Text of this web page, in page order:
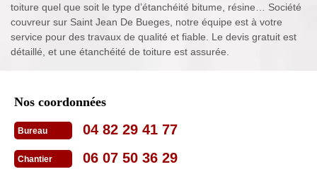
toiture quel que soit le type d’étanchéité bitume, résine… Société
couvreur sur Saint Jean De Bueges, notre équipe est à votre
service pour des travaux de qualité et fiable. Le devis gratuit est
détaillé, et une étanchéité de toiture est assurée.
Nos coordonnées
Bureau 04 82 29 41 77
Chantier 06 07 50 36 29